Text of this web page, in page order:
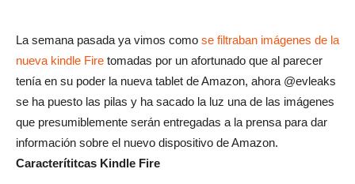
La semana pasada ya vimos como se filtraban imágenes de la
nueva kindle Fire tomadas por un afortunado que al parecer
tenía en su poder la nueva tablet de Amazon, ahora @evleaks
se ha puesto las pilas y ha sacado la luz una de las imágenes
que presumiblemente serán entregadas a la prensa para dar
información sobre el nuevo dispositivo de Amazon.
Caracterítitcas Kindle Fire